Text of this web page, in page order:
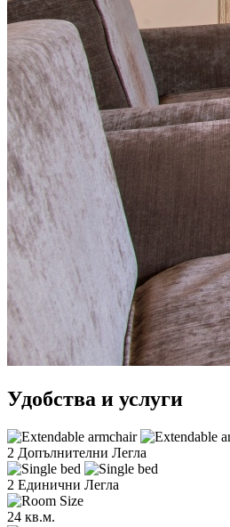
Удобства и услуги
2 Допълнителни Легла
2 Единични Легла
24 кв.м.